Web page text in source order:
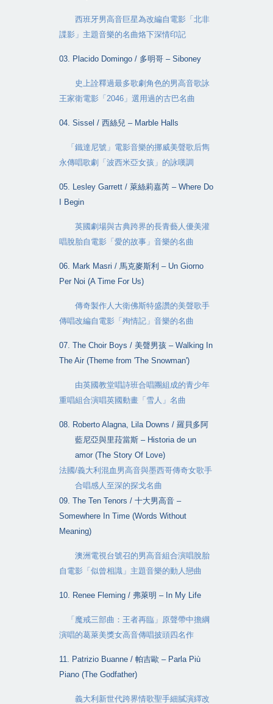
西班牙男高音巨星為改編自電影「北非
諜影」主題音樂的名曲烙下深情印記
03. Placido Domingo / 多明哥 – Siboney
史上詮釋過最多歌劇角色的男高音歌詠
王家衛電影「 2046」選用過的古巴名曲
04. Sissel / 西絲兒 – Marble Halls
「鐵達尼號」電影音樂的挪威美聲歌后雋
永傳唱歌劇「波西米亞女孩」的詠嘆調
05. Lesley Garrett / 萊絲莉嘉芮 – Where Do
I Begin
英國劇場與古典跨界的長青藝人優美灌
唱脫胎自電影「愛的故事」音樂的名曲
06. Mark Masri / 馬克麥斯利 – Un Giorno
Per Noi (A Time For Us)
傳奇製作人大衛佛斯特盛讚的美聲歌手
傳唱改編自電影「殉情記」音樂的名曲
07. The Choir Boys / 美聲男孩 – Walking In
The Air (Theme from 'The Snowman')
由英國教堂唱詩班合唱團組成的青少年
重唱組合演唱英國動畫「雪人」名曲
08. Roberto Alagna, Lila Downs / 羅貝多阿
藍尼亞與里菈當斯 – Historia de un
amor (The Story Of Love)
法國/義大利混血男高音與墨西哥傳奇女歌手
合唱感人至深的探戈名曲
09. The Ten Tenors / 十大男高音 –
Somewhere In Time (Words Without
Meaning)
澳洲電視台號召的男高音組合演唱脫胎
自電影「似曾相識」主題音樂的動人戀曲
10. Renee Fleming / 弗萊明 – In My Life
「魔戒三部曲：王者再臨」原聲帶中擔綱
演唱的葛萊美獎女高音傳唱披頭四名作
11. Patrizio Buanne / 帕吉歐 – Parla Più
Piano (The Godfather)
義大利新世代跨界情歌聖手細膩演繹改